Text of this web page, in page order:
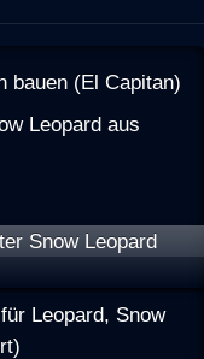
bauen (El Capitan)
Leopard aus
Snow Leopard
Leopard, Snow